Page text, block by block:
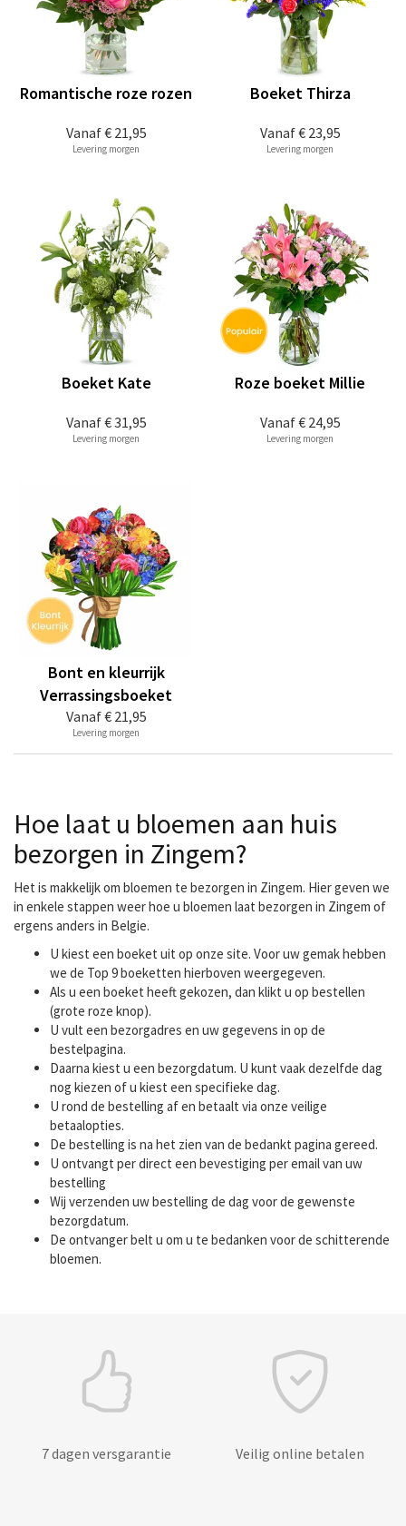
Vanaf€ 21,95
Romantische roze rozen
Levering morgen
Vanaf€ 23,95
Boeket Thirza
Levering morgen
Vanaf€ 31,95
Boeket Kate
Levering morgen
Vanaf€ 24,95
Roze boeket Millie
Levering morgen
Vanaf€ 21,95
Bont en kleurrijk
Verrassingsboeket
Levering morgen
Hoe laat u bloemen aan huis
bezorgen in Zingem?
Het is makkelijk om bloemen te bezorgen in Zingem. Hier geven we
in enkele stappen weer hoe u bloemen laat bezorgen in Zingem of
ergens anders in Belgie.
U kiest een boeket uit op onze site. Voor uw gemak hebben
we de Top 9 boeketten hierboven weergegeven.
Als u een boeket heeft gekozen, dan klikt u op bestellen
(grote roze knop).
U vult een bezorgadres en uw gegevens in op de
bestelpagina.
Daarna kiest u een bezorgdatum. U kunt vaak dezelfde dag
nog kiezen of u kiest een specifieke dag.
U rond de bestelling af en betaalt via onze veilige
betaalopties.
De bestelling is na het zien van de bedankt pagina gereed.
U ontvangt per direct een bevestiging per email van uw
bestelling
Wij verzenden uw bestelling de dag voor de gewenste
bezorgdatum.
De ontvanger belt u om u te bedanken voor de schitterende
bloemen.
7 dagen versgarantie Veilig online betalen